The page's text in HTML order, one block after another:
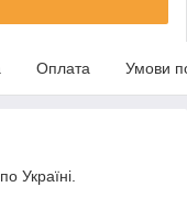
Оплата Умови
Україні.